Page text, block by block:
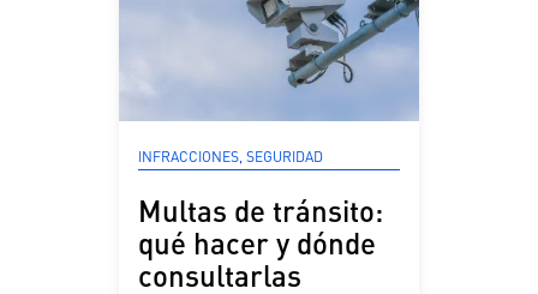
INFRACCIONES, SEGURIDAD
Multas de tránsito:
qué hacer y dónde
consultarlas